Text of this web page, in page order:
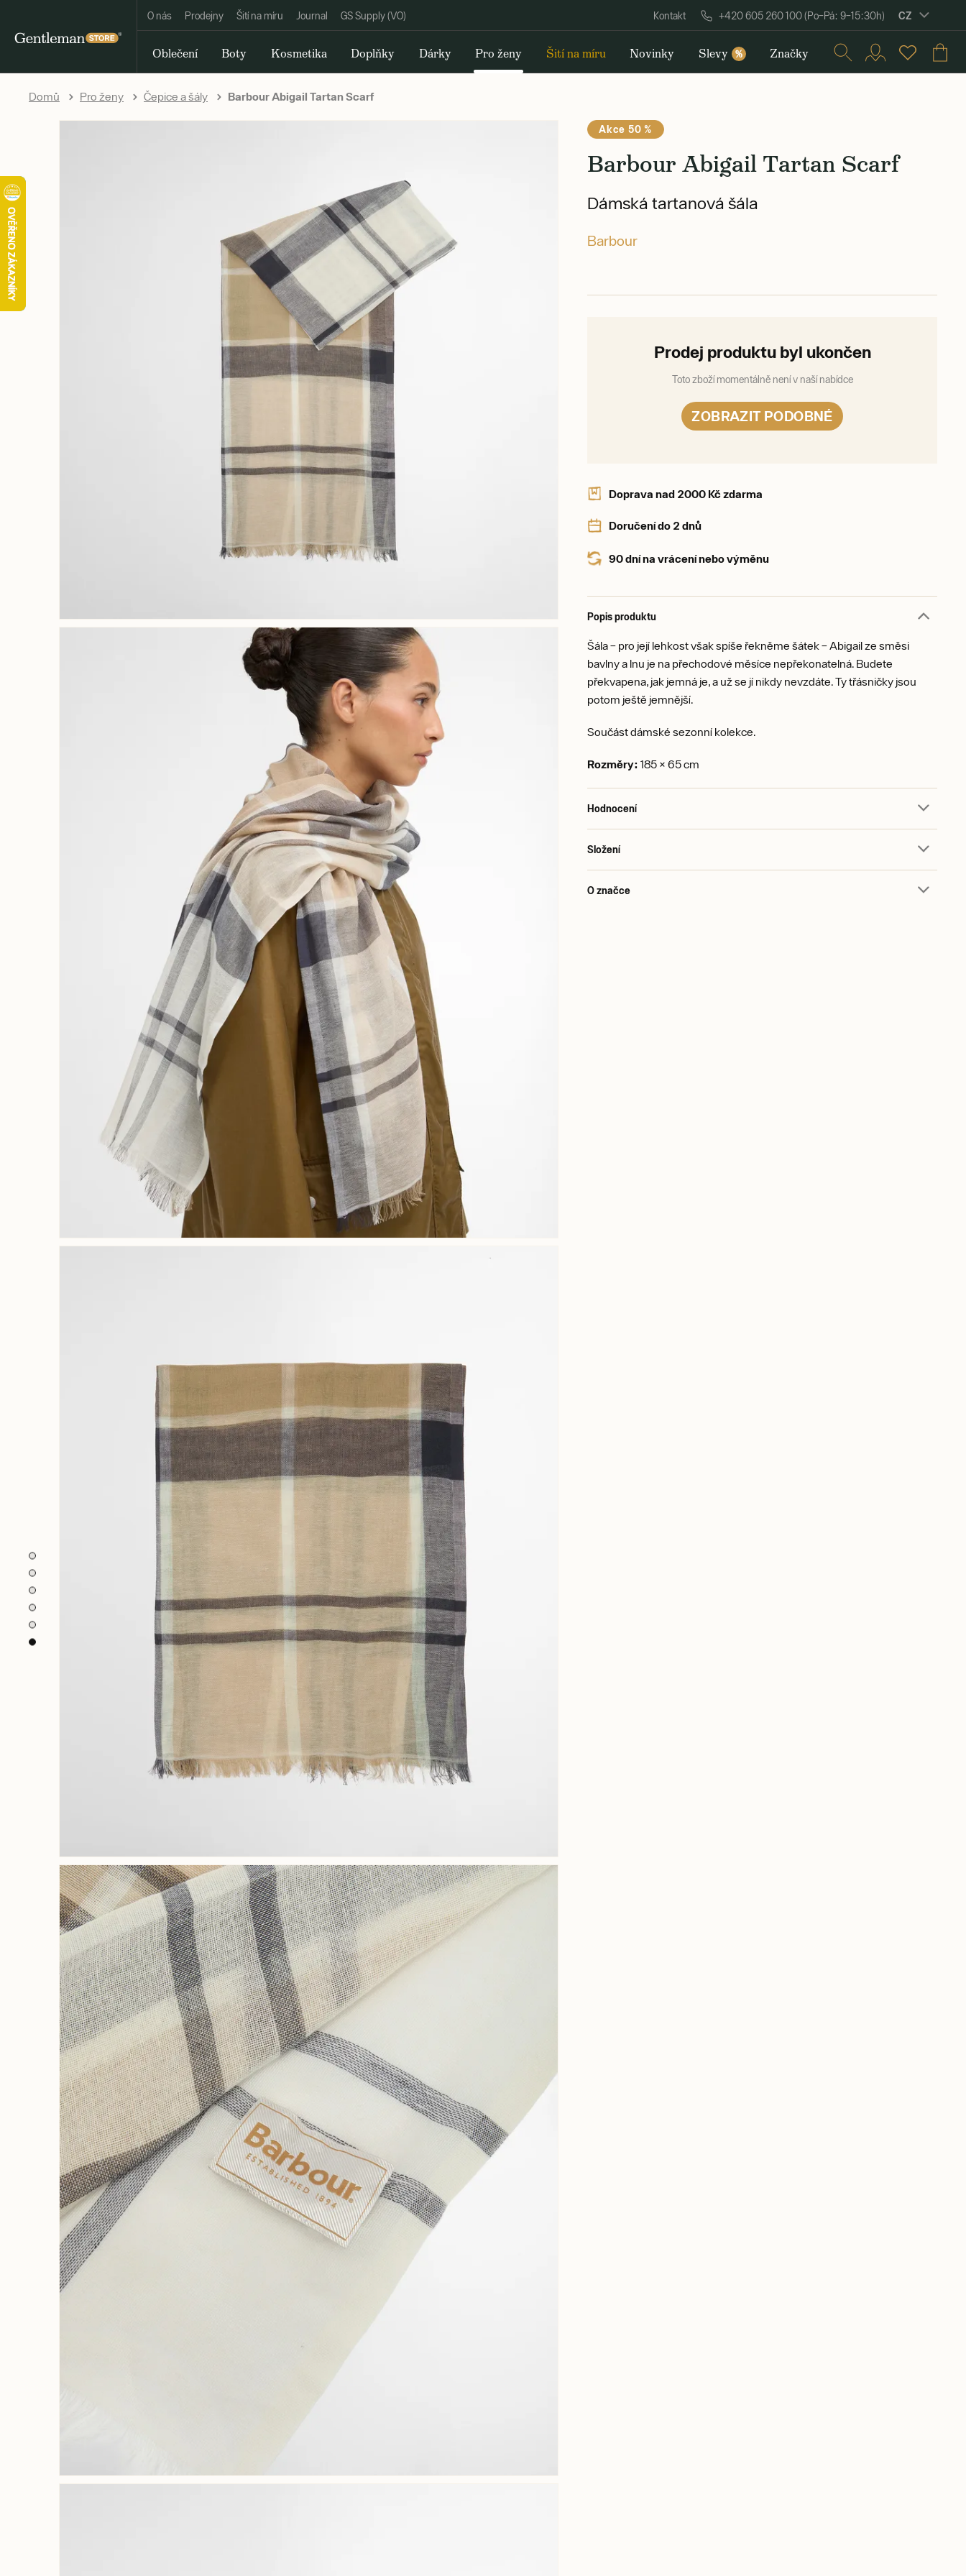
O nás Prodejny Šití na míru Journal GS Supply (VO) Kontakt +420 605 260 100 (Po–Pá: 9–15:30h) CZ
Oblečení Boty Kosmetika Doplňky Dárky Pro ženy Šití na míru Novinky Slevy % Značky
Domů Pro ženy Čepice a šály Barbour Abigail Tartan Scarf
Akce 50 %
Barbour Abigail Tartan Scarf
Dámská tartanová šála
Barbour
Prodej produktu byl ukončen
Toto zboží momentálně není v naší nabídce
ZOBRAZIT PODOBNÉ
Doprava nad 2000 Kč zdarma
Doručení do 2 dnů
90 dní na vrácení nebo výměnu
Popis produktu
Šála – pro její lehkost však spíše řekněme šátek – Abigail ze směsi
bavlny a lnu je na přechodové měsíce nepřekonatelná. Budete
překvapena, jak jemná je, a už se jí nikdy nevzdáte. Ty třásničky jsou
potom ještě jemnější.
Součást dámské sezonní kolekce.
Rozměry: 185 × 65 cm
Hodnocení
Složení
O značce